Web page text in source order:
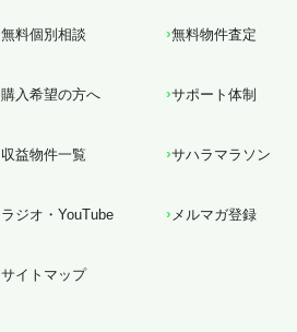
無料個別相談 無料物件査定
購入希望の方へ サポート体制
収益物件一覧 サハラマラソン
ラジオ・YouTube メルマガ登録
サイトマップ